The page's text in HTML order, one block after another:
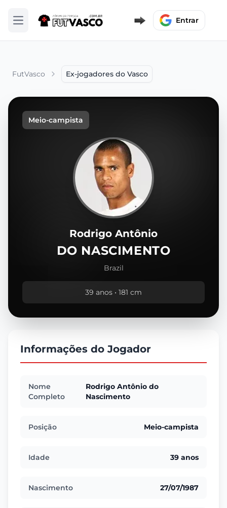
Abrir menu Entrar
FutVasco Ex-jogadores do Vasco
Meio-campista
Rodrigo Antônio
DO NASCIMENTO
Brazil
39 anos • 181 cm
Informações do Jogador
Nome
Completo
Rodrigo Antônio do
Nascimento
Posição Meio-campista
Idade 39 anos
Nascimento 27/07/1987